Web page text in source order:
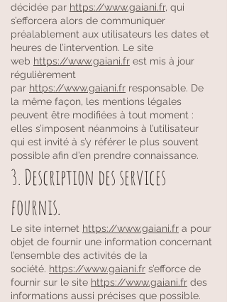
décidée par https://www.gaiani.fr, qui
s’efforcera alors de communiquer
préalablement aux utilisateurs les dates et
heures de l’intervention. Le site
web https://www.gaiani.fr est mis à jour
régulièrement
par https://www.gaiani.fr responsable. De
la même façon, les mentions légales
peuvent être modifiées à tout moment :
elles s’imposent néanmoins à l’utilisateur
qui est invité à s’y référer le plus souvent
possible afin d’en prendre connaissance.
3. Description des services
fournis.
Le site internet https://www.gaiani.fr a pour
objet de fournir une information concernant
l’ensemble des activités de la
société. https://www.gaiani.fr s’efforce de
fournir sur le site https://www.gaiani.fr des
informations aussi précises que possible.